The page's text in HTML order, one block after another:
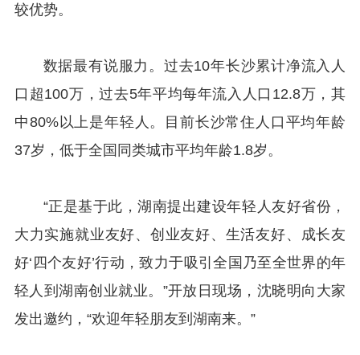
较优势。
数据最有说服力。过去10年长沙累计净流入人
口超100万，过去5年平均每年流入人口12.8万，其
中80%以上是年轻人。目前长沙常住人口平均年龄
37岁，低于全国同类城市平均年龄1.8岁。
“正是基于此，湖南提出建设年轻人友好省份，
大力实施就业友好、创业友好、生活友好、成长友
好‘四个友好’行动，致力于吸引全国乃至全世界的年
轻人到湖南创业就业。”开放日现场，沈晓明向大家
发出邀约，“欢迎年轻朋友到湖南来。”